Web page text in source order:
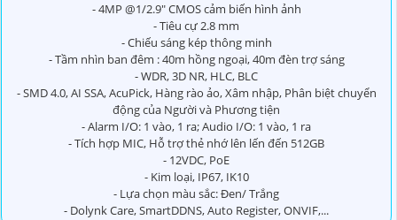
- 4MP @1/2.9" CMOS cảm biến hình ảnh
- Tiêu cự 2.8 mm
- Chiếu sáng kép thông minh
- Tầm nhìn ban đêm : 40m hồng ngoại, 40m đèn trợ sáng
- WDR, 3D NR, HLC, BLC
- SMD 4.0, AI SSA, AcuPick, Hàng rào ảo, Xâm nhập, Phân biệt chuyển
động của Người và Phương tiện
- Alarm I/O: 1 vào, 1 ra; Audio I/O: 1 vào, 1 ra
- Tích hợp MIC, Hỗ trợ thẻ nhớ lên lến đến 512GB
- 12VDC, PoE
- Kim loại, IP67, IK10
- Lựa chọn màu sắc: Đen/ Trắng
- Dolynk Care, SmartDDNS, Auto Register, ONVIF,...